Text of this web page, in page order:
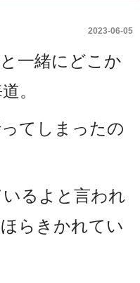
2023-06-05
一緒にどこか
。
てしまったの
るよと言われ
らきかれてい